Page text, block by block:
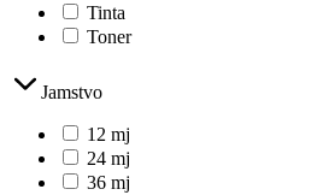
Tinta
Toner
Jamstvo
12 mj
24 mj
36 mj